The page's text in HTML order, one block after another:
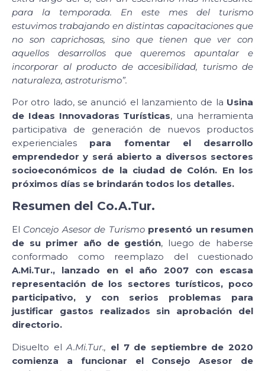
para la temporada. En este mes del turismo
estuvimos trabajando en distintas capacitaciones que
no son caprichosas, sino que tienen que ver con
aquellos desarrollos que queremos apuntalar e
incorporar al producto de accesibilidad, turismo de
naturaleza, astroturismo”.
Por otro lado, se anunció el lanzamiento de la Usina
de Ideas Innovadoras Turísticas, una herramienta
participativa de generación de nuevos productos
experienciales para fomentar el desarrollo
emprendedor y será abierto a diversos sectores
socioeconómicos de la ciudad de Colón. En los
próximos días se brindarán todos los detalles.
Resumen del Co.A.Tur.
El Concejo Asesor de Turismo presentó un resumen
de su primer año de gestión, luego de haberse
conformado como reemplazo del cuestionado
A.Mi.Tur., lanzado en el año 2007 con
escasa
representación de los sectores turísticos, poco
participativo, y con serios problemas para
justificar gastos realizados sin aprobación del
directorio.
Disuelto elA.Mi.Tur., el 7 de septiembre de 2020
comienza a funcionar el Consejo Asesor de